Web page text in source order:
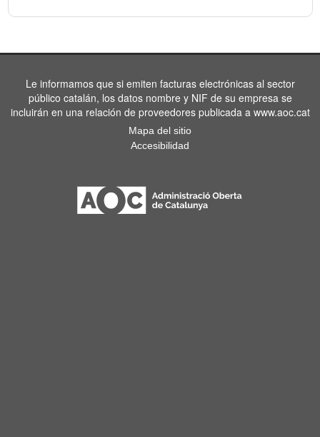
Le informamos que si emiten facturas electrónicas al sector
público catalán, los datos nombre y NIF de su empresa se
incluirán en una relación de proveedores publicada a www.aoc.cat
Mapa del sitio
Accesibilidad